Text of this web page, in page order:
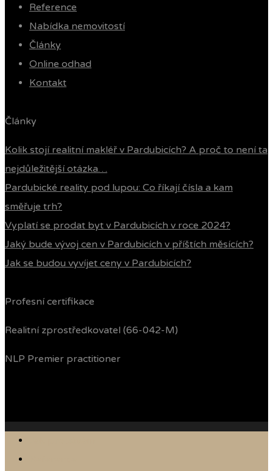
Reference
Nabídka nemovitostí
Články
Online odhad
Kontakt
Články
Kolik stojí realitní makléř v Pardubicích? A proč to není ta
nejdůležitější otázka…
Pardubické reality pod lupou: Co říkají čísla a kam
směřuje trh?
Vyplatí se prodat byt v Pardubicích v roce 2024?
Jaký bude vývoj cen v Pardubicích v příštích měsících?
Jak se budou vyvíjet ceny v Pardubicích?
Profesní certifikace
Realitní zprostředkovatel (66-042-M)
NLP Premier practitioner